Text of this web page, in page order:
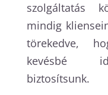
szolgáltatás
mindig
törekedve,
kevésbé
biztosítsunk.